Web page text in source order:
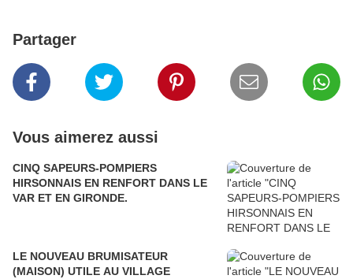
Partager
Vous aimerez aussi
CINQ SAPEURS-POMPIERS
HIRSONNAIS EN RENFORT DANS LE
VAR ET EN GIRONDE.
LE NOUVEAU BRUMISATEUR
(MAISON) UTILE AU VILLAGE